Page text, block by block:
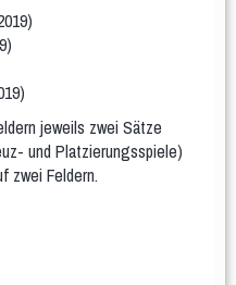
jeweils zwei Sätze
und Platzierungsspiele)
zwei Feldern.